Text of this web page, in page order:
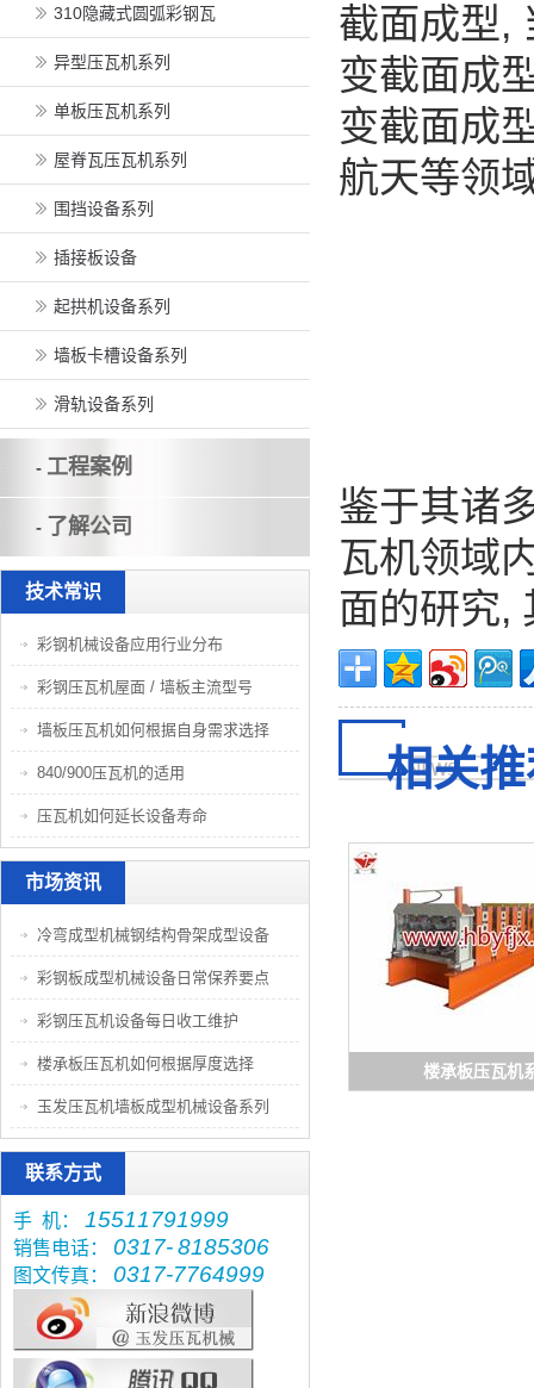
截面成型,
变截面成
变截面成
航天等领
鉴于其诸
瓦机领域
面的研究,
相关
楼承板压瓦机
310隐藏式圆弧彩钢瓦
异型压瓦机系列
单板压瓦机系列
屋脊瓦压瓦机系列
围挡设备系列
插接板设备
起拱机设备系列
墙板卡槽设备系列
滑轨设备系列
- 工程案例
- 了解公司
技术常识
彩钢机械设备应用行业分布
彩钢压瓦机屋面 / 墙板主流型号
墙板压瓦机如何根据自身需求选择
840/900压瓦机的适用
压瓦机如何延长设备寿命
市场资讯
冷弯成型机械钢结构骨架成型设备
彩钢板成型机械设备日常保养要点
彩钢压瓦机设备每日收工维护
楼承板压瓦机如何根据厚度选择
玉发压瓦机墙板成型机械设备系列
联系方式
手 机： 15511791999
销售电话： 0317-8185306
图文传真： 0317-7764999